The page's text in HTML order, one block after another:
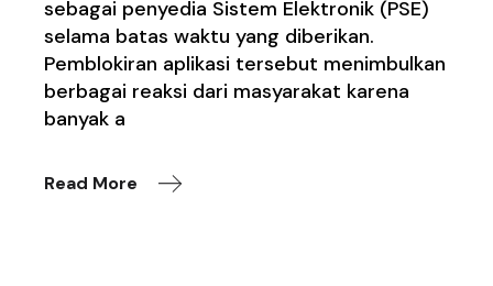
sebagai penyedia Sistem Elektronik (PSE)
selama batas waktu yang diberikan.
Pemblokiran aplikasi tersebut menimbulkan
berbagai reaksi dari masyarakat karena
banyak a
Read More